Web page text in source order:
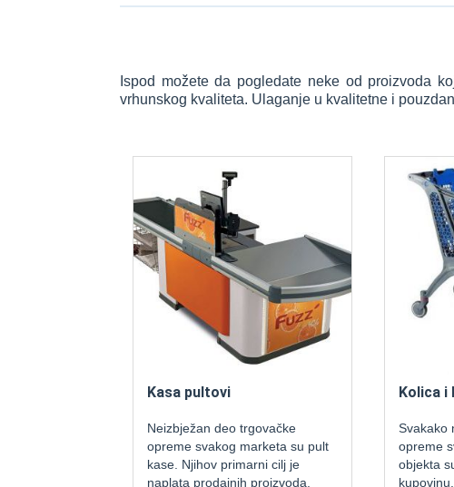
Ispod možete da pogledate neke od proizvoda
vrhunskog kvaliteta. Ulaganje u kvalitetne i
Kasa pultovi
Neizbježan deo trgovačke
opreme svakog marketa su pult
kase. Njihov primarni cilj je
naplata prodajnih proizvoda.
Kolica i
Svakako
opreme
objekta su
kupovinu. U